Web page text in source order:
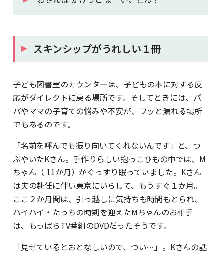
スキンシップがうれしい１冊
子ども図書室のカウンターは、子どもの本に対する反
応がダイレクトに戻る場所です。そしてときには、パ
パやママの子育ての悩みや不安が、フッと漏れる場所
でもあるのです。
「名前を呼んでも振り向いてくれないんです」と、つ
ぶやいたKさん。手作りらしい抱っこひもの中では、M
ちゃん（ 11か月）がぐっすり眠っていました。Kさん
は夫の赴任に伴い東京にいらして、もうすぐ１か月。
ここ２か月間は、引っ越しに気持ちも時間もとられ、
ハイハイ・たっちの時期を迎えたMちゃんのお相手
は、もっぱらTV番組のDVDだったそうです。
「見せているとおとなしいので、つい…」。Kさんの話